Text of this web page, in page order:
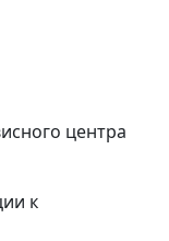
центра
к